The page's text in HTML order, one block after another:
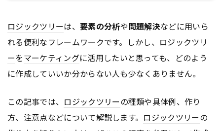
ロジックツリーは、 要素の分析や問題解決などに用いら
れる便利なフレームワークです。しかし、 ロジックツリ
ーをマーケティングに活用したいと思っても、どのよう
に作成していいか分からない人も少なくありません。
この記事では、 ロジックツリーの種類や具体例、作り
方、注意点などについて解説します。 ロジックツリーの